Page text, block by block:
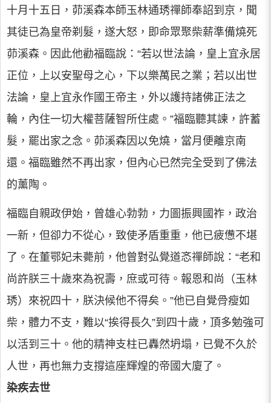
十月十五日，茆溪森本師玉林通琇禪師奉詔到京，聞
其徒已為皇帝剃髮，遂大怒，即命眾聚柴薪準備燒死
茆溪森。因此他勸福臨說：“若以世法論，皇上宜永居
正位，上以安聖母之心，下以樂萬民之業；若以出世
法論，皇上宜永作國王帝主，外以護持諸佛正法之
輪，內住一切大權菩薩智所住處。”福臨聽其諫，許蓄
髮，罷出家之念。茆溪森因以免燒，當月便離京南
還。福臨雖然不再出家，但內心已然完全受到了佛法
的薰陶。
福臨自親政伊始，曾雄心勃勃，力圖振興國祚，政治
一新，但卻力不從心，致使矛盾重重，他已疲憊不堪
了。在董鄂妃未薨前，他曾對弘覺道忞禪師說：“老和
尚許朕三十歲來為祝壽，庶或可待。報恩和尚（玉林
琇）來祝四十，朕決候他不得矣。”他已自覺骨瘦如
柴，體力不支，難以“挨得長久”到四十歲，頂多勉強可
以活到三十。他的精神支柱已轟然坍塌，已覺不久於
人世，再也無力支撐這座輝煌的帝國大廈了。
染疾去世